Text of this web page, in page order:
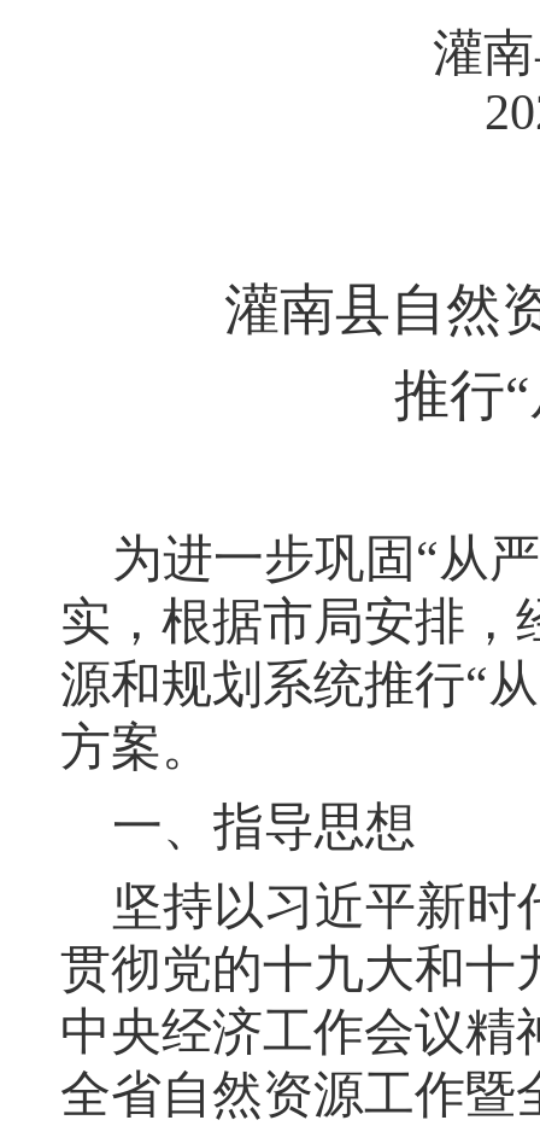
灌
灌南县自然
推行“
为进一步巩固“从
实，根据市局安排 ，
源和规划系统推行“
方案。
一、指导思想
坚持以习近平新
贯彻党的十九大和十
中央经济工作会议精
全省自然资源工作暨